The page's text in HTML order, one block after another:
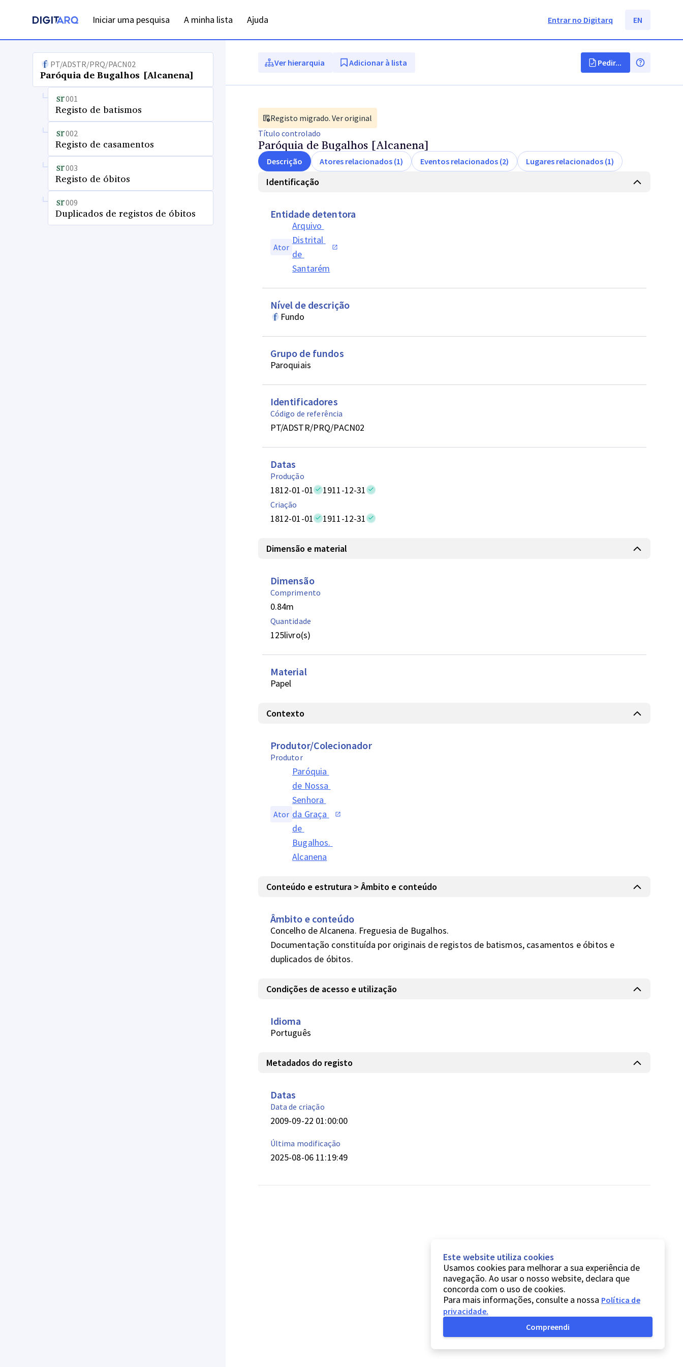
Iniciar uma pesquisa A minha lista Ajuda Entrar no Digitarq EN
PT/ADSTR/PRQ/PACN02
Paróquia de Bugalhos [Alcanena]
001
Registo de batismos
002
Registo de casamentos
003
Registo de óbitos
009
Duplicados de registos de óbitos
Ver hierarquia Adicionar à lista Pedir...
Registo migrado. Ver original
Título controlado
Paróquia de Bugalhos [Alcanena]
Descrição Atores relacionados (1) Eventos relacionados (2) Lugares relacionados (1)
Identificação
Entidade detentora
Ator
Arquivo
Distrital
de
Santarém
Nível de descrição
Fundo
Grupo de fundos
Paroquiais
Identificadores
Código de referência
PT/ADSTR/PRQ/PACN02
Datas
Produção
1812-01-01 1911-12-31
Criação
1812-01-01 1911-12-31
Dimensão e material
Dimensão
Comprimento
0.84m
Quantidade
125livro(s)
Material
Papel
Contexto
Produtor/Colecionador
Produtor
Ator
Paróquia
de Nossa
Senhora
da Graça
de
Bugalhos.
Alcanena
Conteúdo e estrutura > Âmbito e conteúdo
Âmbito e conteúdo
Concelho de Alcanena. Freguesia de Bugalhos.
Documentação constituída por originais de registos de batismos, casamentos e óbitos e
duplicados de óbitos.
Condições de acesso e utilização
Idioma
Português
Metadados do registo
Datas
Data de criação
2009-09-22 01:00:00
Última modificação
2025-08-06 11:19:49
Este website utiliza cookies
Usamos cookies para melhorar a sua experiência de
navegação. Ao usar o nosso website, declara que
concorda com o uso de cookies.
Para mais informações, consulte a nossa Política de
privacidade.
Compreendi